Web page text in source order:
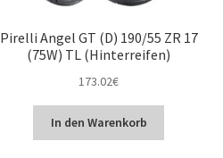
Pirelli Angel GT (D) 190/55 ZR 17
(75W) TL (Hinterreifen)
173.02€
In den Warenkorb